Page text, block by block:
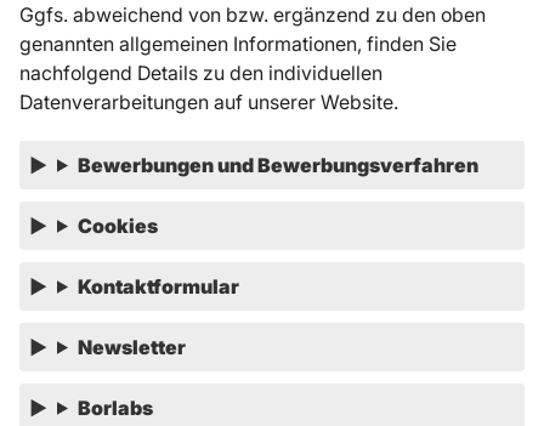
Ggfs. abweichend von bzw. ergänzend zu den oben
genannten allgemeinen Informationen, finden Sie
nachfolgend Details zu den individuellen
Datenverarbeitungen auf unserer Website.
Bewerbungen und Bewerbungsverfahren
Cookies
Kontaktformular
Newsletter
Borlabs